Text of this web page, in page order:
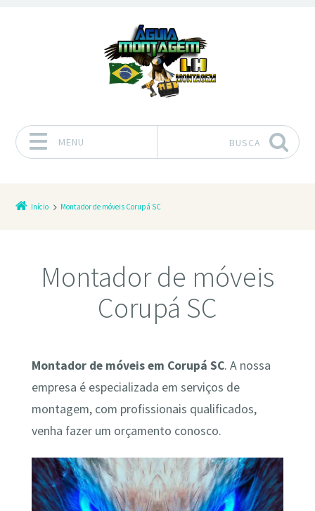
MENU BUSCA
Início Montador de móveis Corupá SC
Montador de móveis
Corupá SC
Montador de móveis em Corupá SC. A nossa
empresa é especializada em serviços de
montagem, com profissionais qualificados,
venha fazer um orçamento conosco.